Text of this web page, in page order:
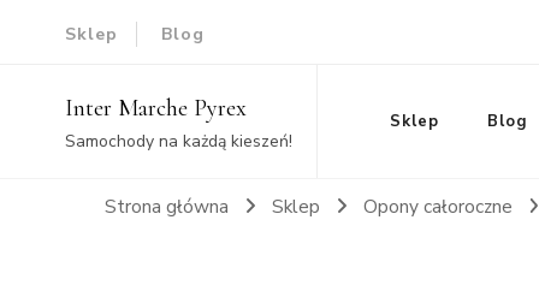
Sklep Blog
Inter Marche Pyrex
Samochody na każdą kieszeń!
Sklep Blog
Strona główna Sklep Opony całoroczne